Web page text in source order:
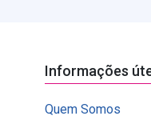
Informações
Quem Somos